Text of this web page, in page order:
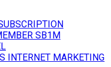
SB1M
INTERNET MARKETING